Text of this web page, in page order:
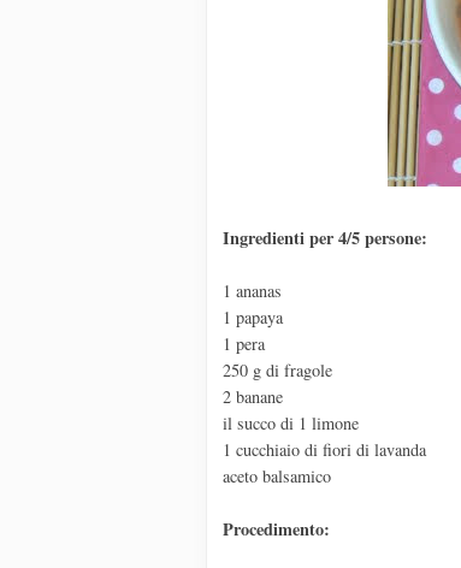
Ingredienti per 4/5 persone:
1 ananas
1 papaya
1 pera
250 g di fragole
2 banane
il succo di 1 limone
1 cucchiaio di fiori di lavanda
aceto balsamico
Procedimento: